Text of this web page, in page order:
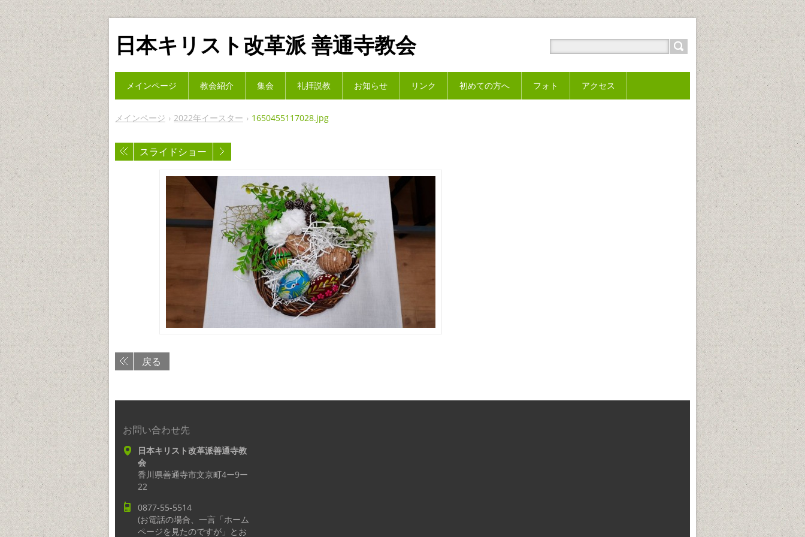
日本キリスト改革派 善通寺教会
メインページ 2022年イースター 1650455117028.jpg
スライドショー
戻る
メインページ 教会紹介 集会 礼拝説教 お知らせ リンク 初めての方へ フォト アクセス
お問い合わせ先
日本キリスト改革派善通寺教
会
香川県善通寺市文京町4ー9ー
22
0877-55-5514
(お電話の場合、一言「ホーム
ページを見たのですが」とお